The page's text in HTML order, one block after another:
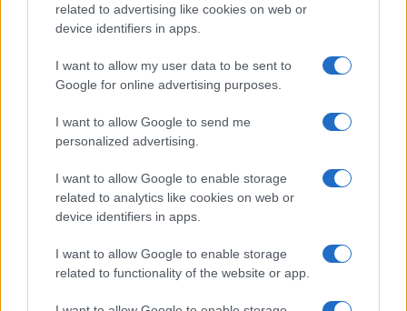
related to advertising like cookies on web or
device identifiers in apps.
I want to allow my user data to be sent to
Google for online advertising purposes.
I want to allow Google to send me
personalized advertising.
I want to allow Google to enable storage
related to analytics like cookies on web or
device identifiers in apps.
I want to allow Google to enable storage
related to functionality of the website or app.
protezionismo, mentre accoglievano il presidente
Xi a Davos come il difensore dell’ordine liberale.
Ebbene, sono state pronunciate identiche, proprio
in questi giorni, anche dal presidente Macron,
dalla cancelliera Merkel e dal presidente Juncker.
Se come affermato dal presidente francese “il
tempo dell’ingenuità europea con la Cina è finito”,
se c’è “condivisione strategica”, d’altra parte le
misure per contrastare le pratiche commerciali